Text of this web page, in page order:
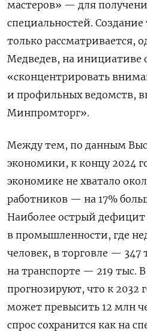
мастеров» — для
специальностей.
только рассматривается,
Медведев, на инициативе
«сконцентрировать
и профильных ведомств,
Минпромторг».
Между тем, по данным
экономики, к концу 2024
экономике не хватало
работников — на 17%
Наиболее острый
в промышленности, где
человек, в торговле — 347
на транспорте — 219 тыс.
прогнозируют, что к 2032
может превысить 12 млн
спрос сохранится как на